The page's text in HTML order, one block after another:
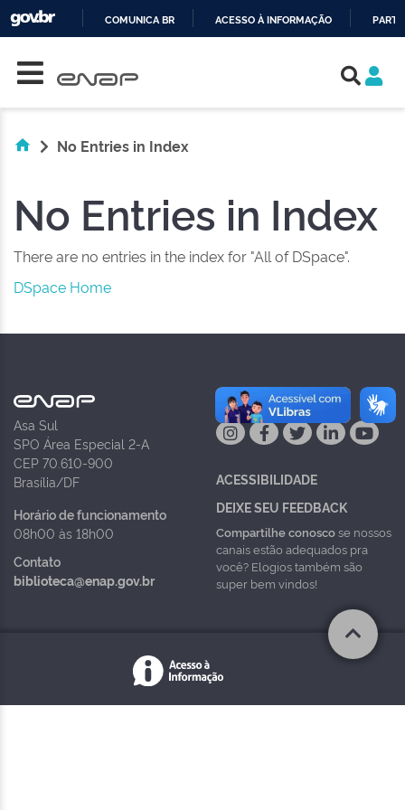
COMUNICA BR ACESSO À INFORMAÇÃO
No Entries in Index
No Entries in Index
There are no entries in the index for "All of DSpace".
DSpace Home
Asa Sul
SPO Área Especial 2-A
CEP 70.610-900
Brasília/DF
Horário de funcionamento
08h00 às 18h00
Contato
biblioteca@enap.gov.br
NAS REDES
ACESSIBILIDADE
DEIXE SEU FEEDBACK
Compartilhe conoscose nossos
canais estão adequados pra
você? Elogios também são
super bem vindos!